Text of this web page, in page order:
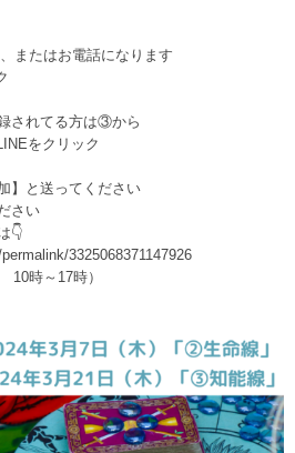
またはお電話になります
されてる方は③から
をクリック
】と送ってください
さい
👇
3325068371147926
10時～17時）